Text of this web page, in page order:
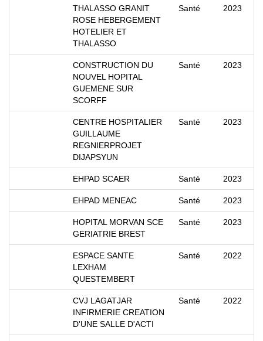
THALASSO GRANIT
ROSE HEBERGEMENT
HOTELIER ET
THALASSO
Santé 2023
CONSTRUCTION DU
NOUVEL HOPITAL
GUEMENE SUR
SCORFF
Santé 2023
CENTRE HOSPITALIER
GUILLAUME
REGNIERPROJET
DIJAPSYUN
Santé 2023
EHPAD SCAER Santé 2023
EHPAD MENEAC Santé 2023
HOPITAL MORVAN SCE
GERIATRIE BREST
Santé 2023
ESPACE SANTE
LEXHAM
QUESTEMBERT
Santé 2022
CVJ LAGATJAR
INFIRMERIE CREATION
D'UNE SALLE D'ACTI
Santé 2022